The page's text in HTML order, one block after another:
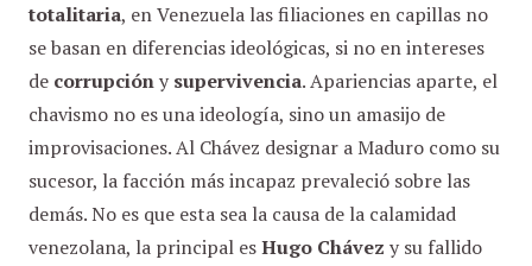
totalitaria, en Venezuela las filiaciones en capillas no
se basan en diferencias ideológicas, si no en intereses
de corrupcióny supervivencia. Apariencias aparte, el
chavismo no es una ideología, sino un amasijo de
improvisaciones. Al Chávez designar a Maduro como su
sucesor, la facción más incapaz prevaleció sobre las
demás. No es que esta sea la causa de la calamidad
venezolana, la principal esHugo Chávez y su fallido